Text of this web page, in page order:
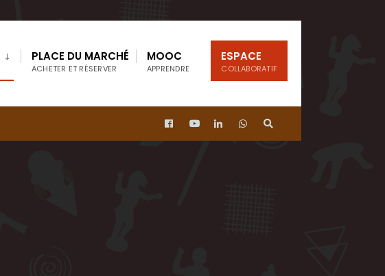
PLACE DU MARCHÉ
ACHETER ET RÉSERVER
ESPACE
COLLABORATIF
MOOC
APPRENDRE